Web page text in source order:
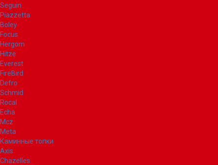
Seguin
Piazzetta
Boley
Focus
Hergom
Hitze
Everest
FireBird
Defro
Schmid
Rocal
Echa
Mcz
Meta
Каминные топки
Axis
Chazelles